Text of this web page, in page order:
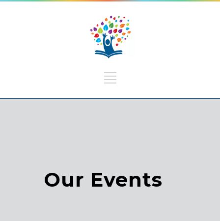
Our Events